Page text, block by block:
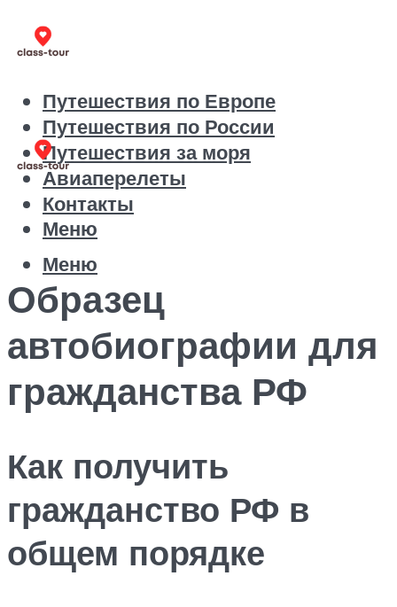
Путешествия по Европе
Путешествия по России
Путешествия за моря
Авиаперелеты
Контакты
Меню
Меню
Образец
автобиографии для
гражданства РФ
Как получить
гражданство РФ в
общем порядке